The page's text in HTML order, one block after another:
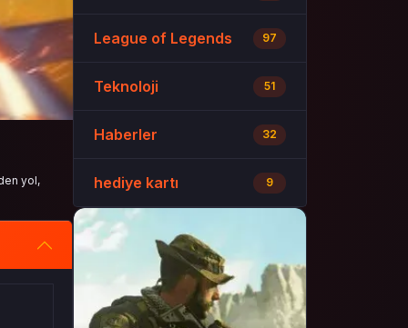
yol,
League of Legends 97
Teknoloji 51
Haberler 32
hediye kartı 9